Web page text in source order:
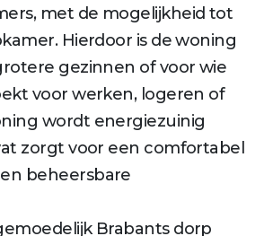
met de mogelijkheid tot
Hierdoor is de woning
gezinnen of voor wie
voor werken, logeren of
wordt energiezuinig
zorgt voor een comfortabel
beheersbare
Brabants dorp